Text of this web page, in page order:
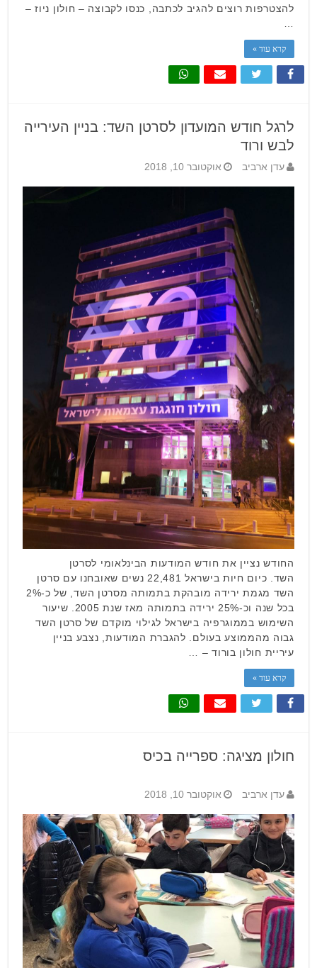
להצטרפות רוצים להגיב לכתבה, כנסו לקבוצה – חולון ניוז –
קרא עוד »
לרגל חודש המועדון לסרטן השד: בניין העירייה
לבש ורוד
עדן ארביב אוקטובר 10, 2018
החודש נציין את חודש המודעות הבינלאומי לסרטן
השד. כיום חיות בישראל 22,481 נשים שאובחנו עם סרטן
השד מגמת ירידה מובהקת בתמותה מסרטן השד, של כ-2%
בכל שנה וכ-25% ירידה בתמותה מאז שנת 2005. שיעור
השימוש בממוגרפיה בישראל לגילוי מוקדם של סרטן השד
גבוה מהממוצע בעולם. להגברת המודעות, נצבע בניין
עיריית חולון בורוד – …
קרא עוד »
חולון מציגה: ספרייה בכיס
עדן ארביב אוקטובר 10, 2018